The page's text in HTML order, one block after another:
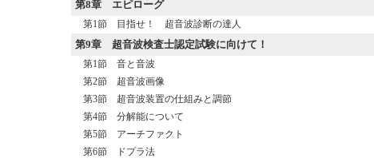
第8章 エピローグ
第1節 目指せ！ 超音波診断の達人
第9章 超音波検査士認定試験に向けて！
第1節 音と音波
第2節 超音波画像
第3節 超音波装置の仕組みと調節
第4節 分解能について
第5節 アーチファクト
第6節 ドプラ法